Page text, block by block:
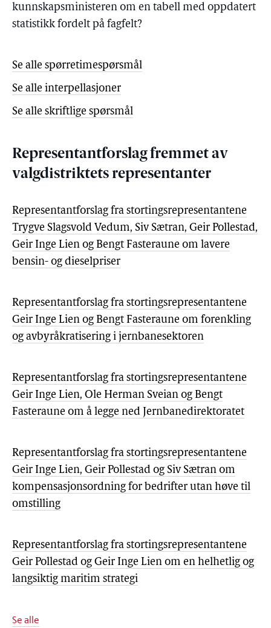
kunnskapsministeren om en tabell med oppdatert
statistikk fordelt på fagfelt?
Se alle spørretimespørsmål
Se alle interpellasjoner
Se alle skriftlige spørsmål
Representantforslag fremmet av
valgdistriktets representanter
Representantforslag fra stortingsrepresentantene
Trygve Slagsvold Vedum, Siv Sætran, Geir Pollestad,
Geir Inge Lien og Bengt Fasteraune om lavere
bensin- og dieselpriser
Representantforslag fra stortingsrepresentantene
Geir Inge Lien og Bengt Fasteraune om forenkling
og avbyråkratisering i jernbanesektoren
Representantforslag fra stortingsrepresentantene
Geir Inge Lien, Ole Herman Sveian og Bengt
Fasteraune om å legge ned Jernbanedirektoratet
Representantforslag fra stortingsrepresentantene
Geir Inge Lien, Geir Pollestad og Siv Sætran om
kompensasjonsordning for bedrifter utan høve til
omstilling
Representantforslag fra stortingsrepresentantene
Geir Pollestad og Geir Inge Lien om en helhetlig og
langsiktig maritim strategi
Se alle